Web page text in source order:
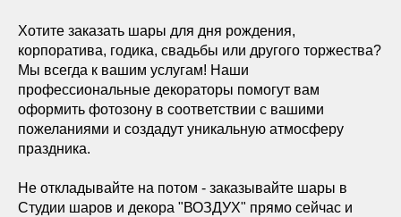
Хотите заказать шары для дня рождения,
корпоратива, годика, свадьбы или другого торжества?
Мы всегда к вашим услугам! Наши
профессиональные декораторы помогут вам
оформить фотозону в соответствии с вашими
пожеланиями и создадут уникальную атмосферу
праздника.
Не откладывайте на потом - заказывайте шары в
Студии шаров и декора "ВОЗДУХ" прямо сейчас и